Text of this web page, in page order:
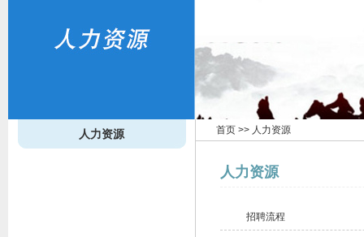
人力资源 首页 >> 人力资源
人力资源
招聘流程